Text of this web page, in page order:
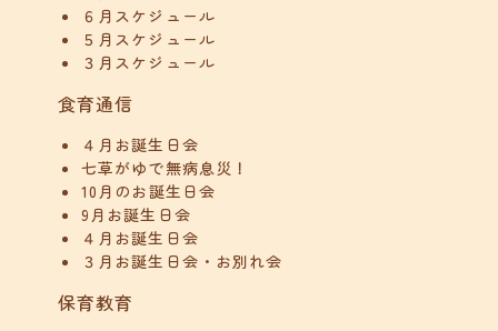
６月スケジュール
５月スケジュール
３月スケジュール
食育通信
４月お誕生日会
七草がゆで無病息災！
10月のお誕生日会
9月お誕生日会
４月お誕生日会
３月お誕生日会・お別れ会
保育教育